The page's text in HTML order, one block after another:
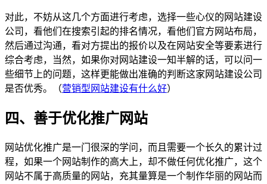
对此，不妨从这几个方面进行考虑，选择一些心仪的网站建设
公司，看他们在搜索引起的排名情况，看他们官方网站布局，
然后通过沟通，看对方提出的报价以及在网站安全等要素进行
综合考虑，当然，如果你对网站建设一知半解的话，可以问一
些细节上的问题，这样更能做出准确的判断这家网站建设公司
是否优秀。（营销型网站建设有什么好）
四、善于优化推广网站
网站优化推广是一门很深的学问，而且需要一个长久的累计过
程，如果一个网站制作的高大上，却不做任何优化推广，这个
网站不属于高质量的网站，充其量算是一个制作华丽的网站而